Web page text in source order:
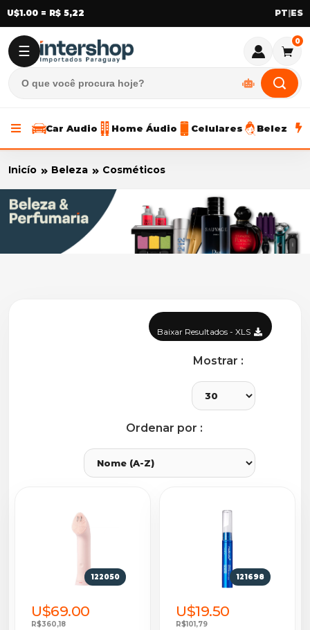
U$1.00 = R$ 5,22 |
☰
0
Car Audio Home Áudio Celulares Beleza
Inicío Beleza Cosméticos
Baixar Resultados - XLS
Mostrar :
Ordenar por :
122050
U$69.00
R$360,18
121698
U$19.50
R$101,79